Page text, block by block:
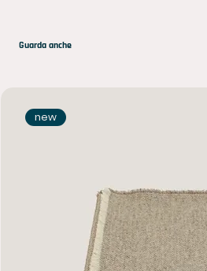
Guarda anche
new